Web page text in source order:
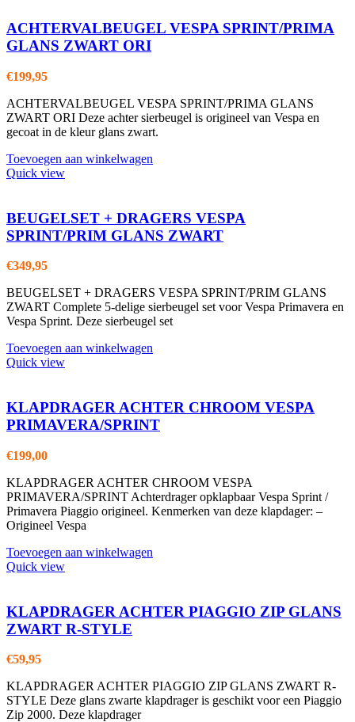
ACHTERVALBEUGEL VESPA SPRINT/PRIMA
GLANS ZWART ORI
€199,95
ACHTERVALBEUGEL VESPA SPRINT/PRIMA GLANS
ZWART ORI Deze achter sierbeugel is origineel van Vespa en
gecoat in de kleur glans zwart.
Toevoegen aan winkelwagen
Quick view
BEUGELSET + DRAGERS VESPA
SPRINT/PRIM GLANS ZWART
€349,95
BEUGELSET + DRAGERS VESPA SPRINT/PRIM GLANS
ZWART Complete 5-delige sierbeugel set voor Vespa Primavera en
Vespa Sprint. Deze sierbeugel set
Toevoegen aan winkelwagen
Quick view
KLAPDRAGER ACHTER CHROOM VESPA
PRIMAVERA/SPRINT
€199,00
KLAPDRAGER ACHTER CHROOM VESPA
PRIMAVERA/SPRINT Achterdrager opklapbaar Vespa Sprint /
Primavera Piaggio origineel. Kenmerken van deze klapdager: –
Origineel Vespa
Toevoegen aan winkelwagen
Quick view
KLAPDRAGER ACHTER PIAGGIO ZIP GLANS
ZWART R-STYLE
€59,95
KLAPDRAGER ACHTER PIAGGIO ZIP GLANS ZWART R-
STYLE Deze glans zwarte klapdrager is geschikt voor een Piaggio
Zip 2000. Deze klapdrager